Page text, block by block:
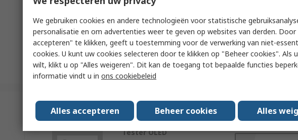
Tester Digital Adaptive Led
RS-stocknr.121-7794
Fabrikantnummer ST-LED
Op voorraad
ideal-tek ST-5S Component
Tester OLED
Subtotaal (1 eenheid)
€ 417,20(excl. BTW)
We gebruiken cookies en andere technologieën voor statistische
personalisatie en om advertenties weer te geven op websites van derden. Door
accepteren" te klikken, geeft u toestemming voor de verwerking van niet-
cookies. U kunt uw cookies selecteren door te klikken op "Beheer cookies". Als
wilt, klikt u op "Alles weigeren". Dit kan de toegang tot bepaalde functies
informatie vindt u in ons cookiebeleid
Alles accepteren Beheer cookies Alles